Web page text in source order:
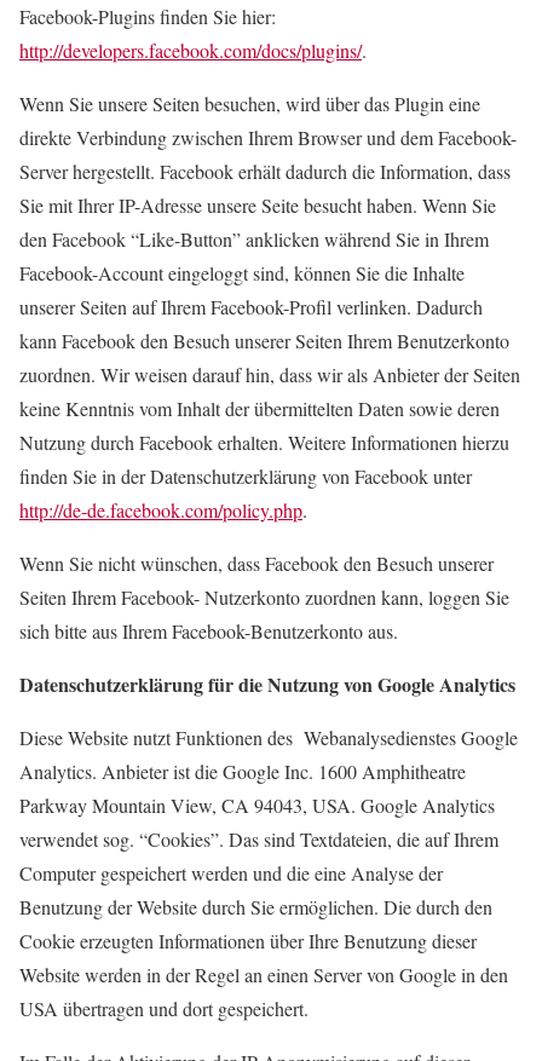
Facebook-Plugins finden Sie hier:
http://developers.facebook.com/docs/plugins/.
Wenn Sie unsere Seiten besuchen, wird über das Plugin eine
direkte Verbindung zwischen Ihrem Browser und dem Facebook-
Server hergestellt. Facebook erhält dadurch die Information, dass
Sie mit Ihrer IP-Adresse unsere Seite besucht haben. Wenn Sie
den Facebook “Like-Button” anklicken während Sie in Ihrem
Facebook-Account eingeloggt sind, können Sie die Inhalte
unserer Seiten auf Ihrem Facebook-Profil verlinken. Dadurch
kann Facebook den Besuch unserer Seiten Ihrem Benutzerkonto
zuordnen. Wir weisen darauf hin, dass wir als Anbieter der Seiten
keine Kenntnis vom Inhalt der übermittelten Daten sowie deren
Nutzung durch Facebook erhalten. Weitere Informationen hierzu
finden Sie in der Datenschutzerklärung von Facebook unter
http://de-de.facebook.com/policy.php.
Wenn Sie nicht wünschen, dass Facebook den Besuch unserer
Seiten Ihrem Facebook- Nutzerkonto zuordnen kann, loggen Sie
sich bitte aus Ihrem Facebook-Benutzerkonto aus.
Datenschutzerklärung für die Nutzung von Google Analytics
Diese Website nutzt Funktionen des Webanalysedienstes Google
Analytics. Anbieter ist die Google Inc. 1600 Amphitheatre
Parkway Mountain View, CA 94043, USA. Google Analytics
verwendet sog. “Cookies”. Das sind Textdateien, die auf Ihrem
Computer gespeichert werden und die eine Analyse der
Benutzung der Website durch Sie ermöglichen. Die durch den
Cookie erzeugten Informationen über Ihre Benutzung dieser
Website werden in der Regel an einen Server von Google in den
USA übertragen und dort gespeichert.